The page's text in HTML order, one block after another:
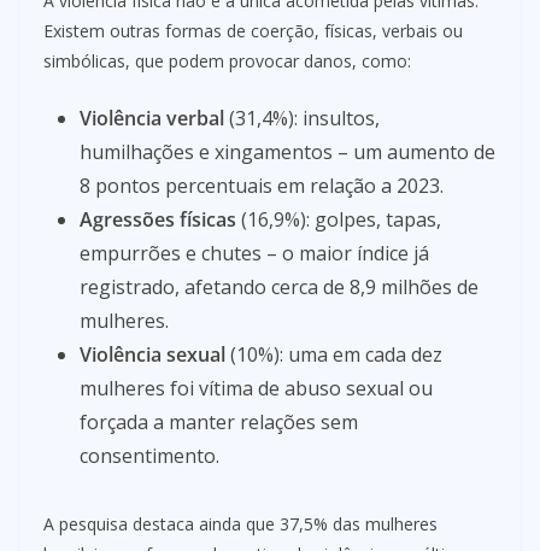
Existem outras formas de coerção, físicas, verbais ou
simbólicas, que podem provocar danos, como:
Violência verbal(31,4%): insultos,
humilhações e xingamentos – um aumento de
8 pontos percentuais em relação a 2023.
Agressões físicas (16,9%): golpes, tapas,
empurrões e chutes – o maior índice já
registrado, afetando cerca de 8,9 milhões de
mulheres.
Violência sexual(10%): uma em cada dez
mulheres foi vítima de abuso sexual ou
forçada a manter relações sem
consentimento.
A pesquisa destaca ainda que 37,5% das mulheres